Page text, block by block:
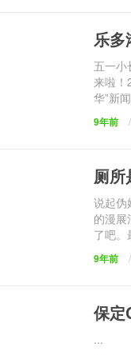
乐多
五一小
来啦！
华”新
9年前 /
厕所
说起伪
的漫展
了吧。
9年前 /
保定
...